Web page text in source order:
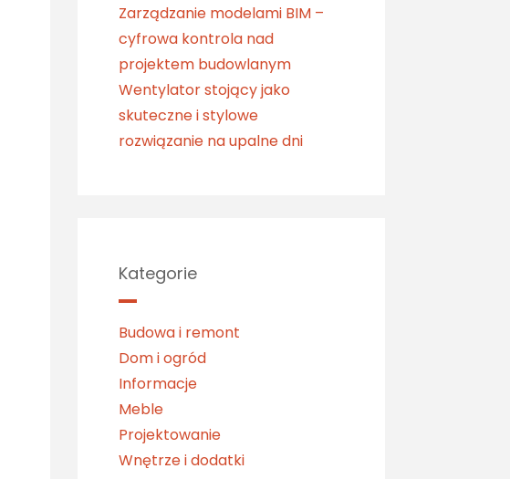
Zarządzanie modelami BIM –
cyfrowa kontrola nad
projektem budowlanym
Wentylator stojący jako
skuteczne i stylowe
rozwiązanie na upalne dni
Kategorie
Budowa i remont
Dom i ogród
Informacje
Meble
Projektowanie
Wnętrze i dodatki